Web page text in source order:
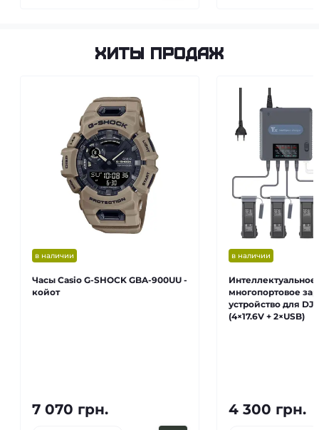
Хиты продаж
в наличии
Часы Casio G-SHOCK GBA-900UU -
койот
7 070 грн.
в наличии
Интеллектуальное
многопортовое
устройство для
(4×17.6V + 2×USB)
4 300 грн.